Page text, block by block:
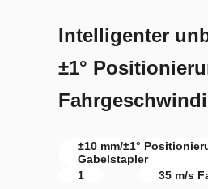
Intelligenter
±1°
±10 mm/±1°
Gabelstapler
1
35 m/s